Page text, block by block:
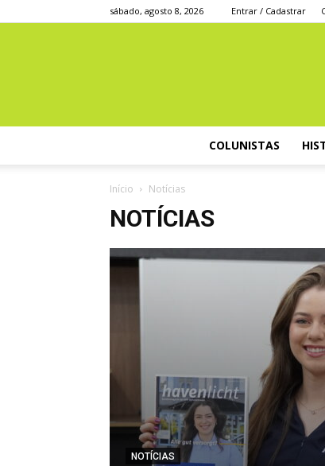
sábado, agosto 8, 2026 Entrar / Cadastrar
COLUNISTAS
Início Notícias
NOTÍCIAS
NOTÍCIAS